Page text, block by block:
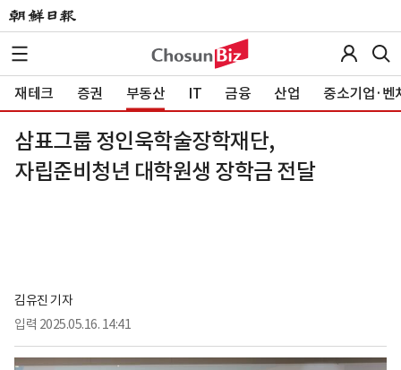
재테크 증권 부동산 IT 금융 산업 중소기업·벤
삼표그룹 정인욱학술장학재단,
자립준비청년 대학원생 장학금 전달
김유진 기자
입력 2025.05.16. 14:41